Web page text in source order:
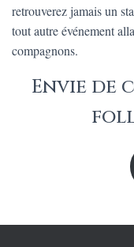
retrouverez jamais un
tout autre événement
compagnons.
Envie de